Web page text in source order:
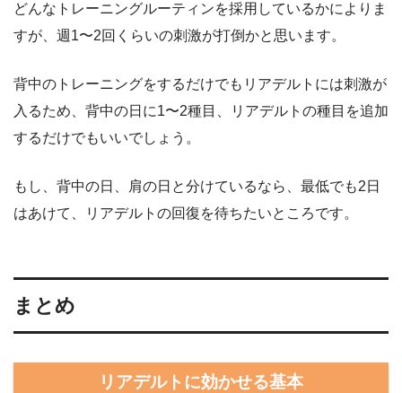
どんなトレーニングルーティンを採用しているかによりま
すが、週1〜2回くらいの刺激が打倒かと思います。
背中のトレーニングをするだけでもリアデルトには刺激が
入るため、背中の日に1〜2種目、リアデルトの種目を追加
するだけでもいいでしょう。
もし、背中の日、肩の日と分けているなら、最低でも2日
はあけて、リアデルトの回復を待ちたいところです。
まとめ
リアデルトに効かせる基本